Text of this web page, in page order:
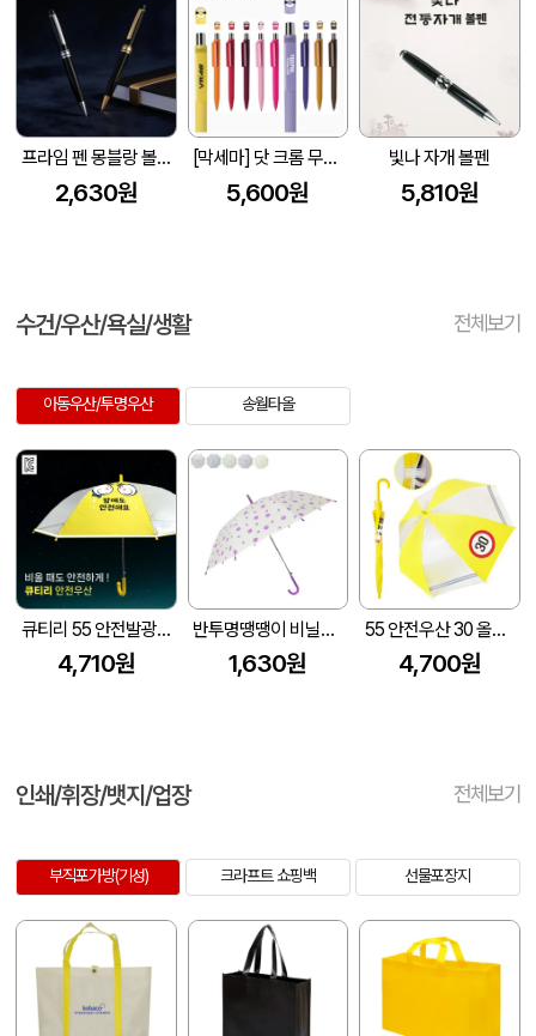
프라임 펜 몽블랑 볼펜+리필심 금장볼펜 은장볼펜 고급볼펜 볼펜인쇄
2,630원
[막세마] 닷 크롬 무광 고무라바(GOM-C-CR)볼펜- Made in Italy (140mm)
5,600원
빛나 자개 볼펜
5,810원
수건/우산/욕실/생활 전체보기
아동우산/투명우산 송월타올
큐티리 55 안전발광우산 (노랑)
4,710원
반투명땡땡이 비닐우산
1,630원
55 안전우산 30 올하이바 이름표
4,700원
인쇄/휘장/뱃지/업장 전체보기
부직포가방(기성) 크라프트 쇼핑백 선물포장지